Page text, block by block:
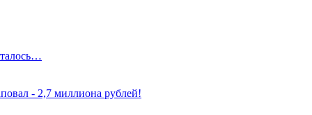
- 2,7 миллиона рублей!